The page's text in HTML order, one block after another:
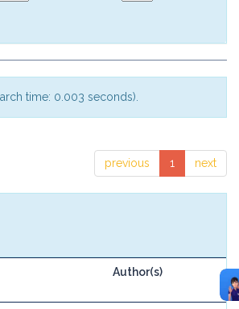
time: 0.003 seconds).
previous 1 next
Author(s)